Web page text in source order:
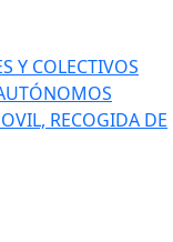
Y COLECTIVOS
RECOGIDA DE